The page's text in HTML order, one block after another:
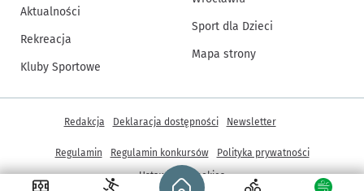
Strona główna - wroclaw.pl
Aktualności
Rekreacja
Kluby Sportowe
Sport dla Dzieci
Mapa strony
Inne informacje
Redakcja Deklaracja dostępności Newsletter
Regulamin Regulamin konkursów
Polityka prywatności
Ustawienia cookies